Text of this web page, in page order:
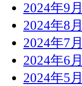
2024年9月
2024年8月
2024年7月
2024年6月
2024年5月